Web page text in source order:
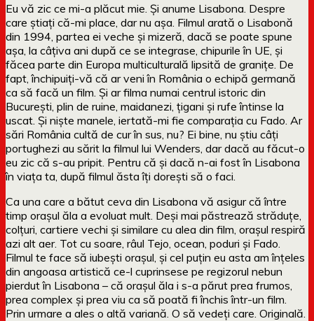
Eu vă zic ce mi-a plăcut mie. Și anume Lisabona. Despre
care știați că-mi place, dar nu așa. Filmul arată o Lisabonă
din 1994, partea ei veche și mizeră, dacă se poate spune
așa, la câțiva ani după ce se integrase, chipurile în UE, și
făcea parte din Europa multiculturală lipsită de granițe. De
fapt, închipuiți-vă că ar veni în România o echipă germană
ca să facă un film. Și ar filma numai centrul istoric din
București, plin de ruine, maidanezi, țigani și rufe întinse la
uscat. Și niște manele, iertată-mi fie comparația cu Fado. Ar
sări România cultă de cur în sus, nu? Ei bine, nu știu câți
portughezi au sărit la filmul lui Wenders, dar dacă au făcut-o
eu zic că s-au pripit. Pentru că și dacă n-ai fost în Lisabona
în viața ta, după filmul ăsta îți dorești să o faci.
Ca una care a bătut ceva din Lisabona vă asigur că între
timp orașul ăla a evoluat mult. Deși mai păstrează străduțe,
colțuri, cartiere vechi și similare cu alea din film, orașul respiră
azi alt aer. Tot cu soare, râul Tejo, ocean, poduri și Fado.
Filmul te face să iubești orașul, și cel puțin eu asta am înțeles
din angoasa artistică ce-l cuprinsese pe regizorul nebun
pierdut în Lisabona – că orașul ăla i s-a părut prea frumos,
prea complex și prea viu ca să poată fi închis într-un film.
Prin urmare a ales o altă variană. O să vedeți care. Originală.